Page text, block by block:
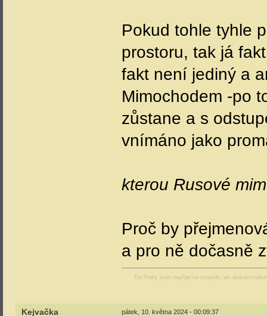
Pokud tohle tyhle
prostoru, tak já
fakt není jediný a
Mimochodem -po
zůstane a s
vnímáno jako
kterou Rusové
Proč by
a pro ně dočasně
Do Prahy jsem nepřijel na mopedu, ale
Kejvačka pátek, 10. května 2024 - 00:09:37